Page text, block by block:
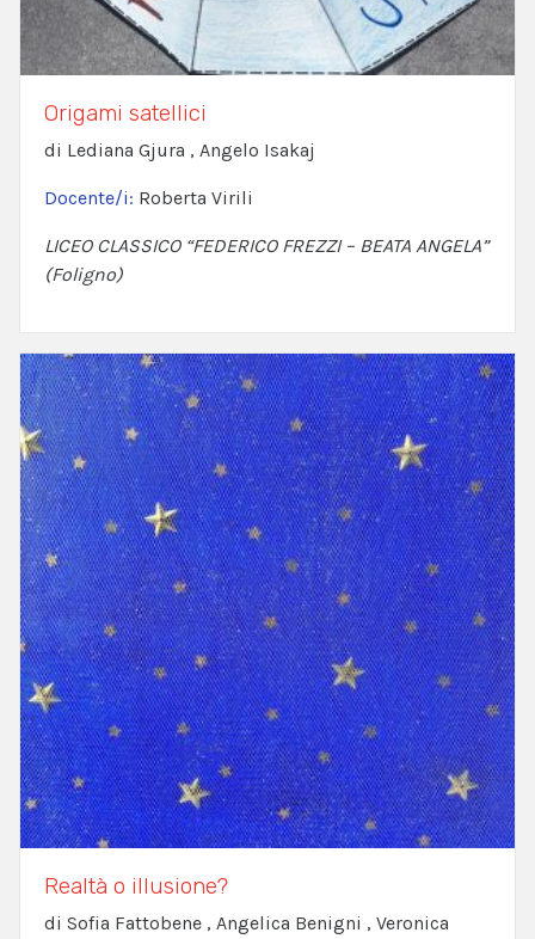
Origami satellici
di Lediana Gjura , Angelo Isakaj
Docente/i: Roberta Virili
LICEO CLASSICO “FEDERICO FREZZI – BEATA ANGELA”
(Foligno)
Realtà o illusione?
di Sofia Fattobene , Angelica Benigni , Veronica